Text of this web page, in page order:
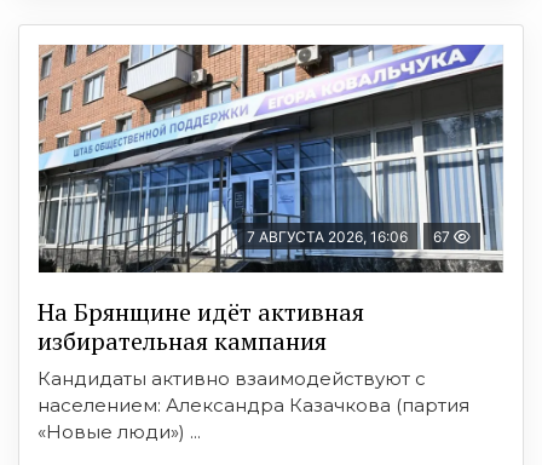
7 АВГУСТА 2026, 16:06 67
На Брянщине идёт активная
избирательная кампания
Кандидаты активно взаимодействуют с
населением: Александра Казачкова (партия
«Новые люди») ...